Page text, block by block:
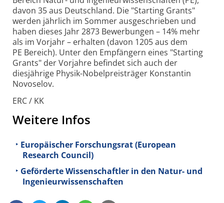
davon 35 aus Deutschland. Die "Starting Grants"
werden jährlich im Sommer ausgeschrieben und
haben dieses Jahr 2873 Bewerbungen – 14% mehr
als im Vorjahr – erhalten (davon 1205 aus dem
PE Bereich). Unter den Empfängern eines "Starting
Grants" der Vorjahre befindet sich auch der
diesjährige Physik-Nobelpreisträger Konstantin
Novoselov.
ERC / KK
Weitere Infos
Europäischer Forschungsrat (European
Research Council)
Geförderte Wissenschaftler in den Natur- und
Ingenieurwissenschaften